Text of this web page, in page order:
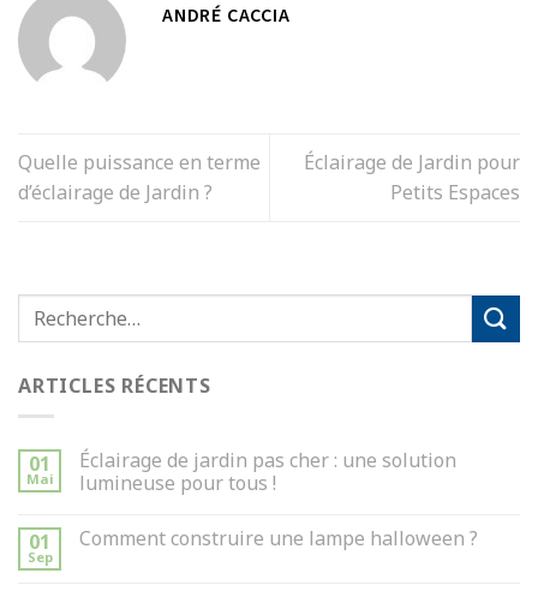
ANDRÉ CACCIA
Quelle puissance en terme
d’éclairage de Jardin ?
Éclairage de Jardin pour
Petits Espaces
ARTICLES RÉCENTS
01
Mai
Éclairage de jardin pas cher : une solution
lumineuse pour tous !
01
Sep
Comment construire une lampe halloween ?